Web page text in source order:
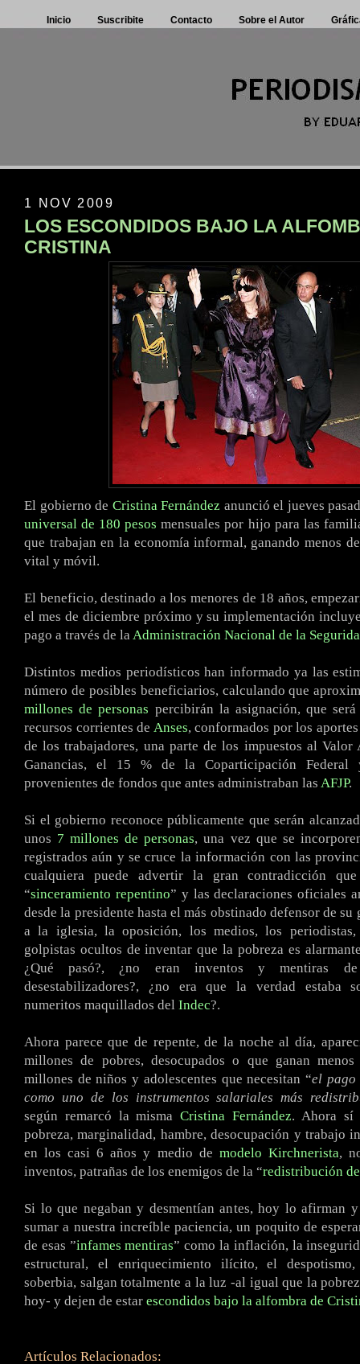
Inicio Suscribite Contacto Sobre el Autor
1 NOV 2009
LOS ESCONDIDOS BAJO LA
CRISTINA
El gobierno de Cristina Fernández anunció el jueves
universal de 180 pesos mensuales por hijo para las
que trabajan en la economía informal, ganando menos
vital y móvil.
El beneficio, destinado a los menores de 18 años,
el mes de diciembre próximo y su implementación
pago a través de laAdministración Nacional de la
Distintos medios periodísticos han informado ya las
número de posibles beneficiarios, calculando que
millones de personas percibirán la asignación, que
recursos corrientes de Anses, conformados por los
de los trabajadores, una parte de los impuestos al Valor
Ganancias, el 15 % de la Coparticipación Federal
provenientes de fondos que antes administraban las AFJP.
Si el gobierno reconoce públicamente que serán
unos 7 millones de personas, una vez que se
registrados aún y se cruce la información con las
cualquiera puede advertir la gran contradicción
“sinceramiento repentino” y las declaraciones oficiales
desde la presidente hasta el más obstinado defensor de su
a la iglesia, la oposición, los medios, los
golpistas ocultos de inventar que la pobreza es
¿Qué pasó?, ¿no eran inventos y mentiras
desestabilizadores?, ¿no era que la verdad estaba
numeritos maquillados del Indec?.
Ahora parece que de repente, de la noche al día,
millones de pobres, desocupados o que ganan
millones de niños y adolescentes que necesitan “el pago
como uno de los instrumentos salariales más
según remarcó la mismaCristina Fernández. Ahora sí
pobreza, marginalidad, hambre, desocupación y trabajo
en los casi 6 años y medio de modelo Kirchnerista,
inventos, patrañas de los enemigos de la “redistribución
Si lo que negaban y desmentían antes, hoy lo afirman
sumar a nuestra increíble paciencia, un poquito de
de esas ”infames mentiras” como la inflación, la
estructural, el enriquecimiento ilícito, el
soberbia, salgan totalmente a la luz -al igual que la
hoy- y dejen de estar escondidos bajo la alfombra de
Artículos Relacionados: